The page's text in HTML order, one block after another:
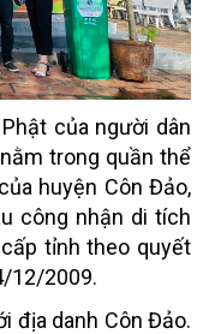
của người dân
trong quần thể
huyện Côn Đảo,
công nhận di tích
tỉnh theo quyết
12/2009.
địa danh Côn Đảo.